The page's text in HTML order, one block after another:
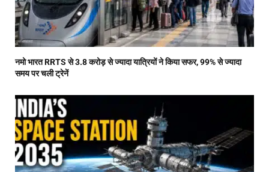
नमो भारत RRTS से 3.8 करोड़ से ज्यादा यात्रियों ने किया सफर, 99% से ज्यादा
समय पर चली ट्रेनें